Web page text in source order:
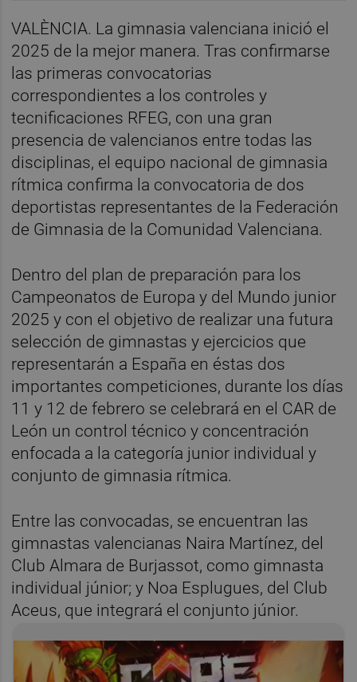
VALÈNCIA. La gimnasia valenciana inició el
2025 de la mejor manera. Tras confirmarse
las primeras convocatorias
correspondientes a los controles y
tecnificaciones RFEG, con una gran
presencia de valencianos entre todas las
disciplinas, el equipo nacional de gimnasia
rítmica confirma la convocatoria de dos
deportistas representantes de la Federación
de Gimnasia de la Comunidad Valenciana.
Dentro del plan de preparación para los
Campeonatos de Europa y del Mundo junior
2025 y con el objetivo de realizar una futura
selección de gimnastas y ejercicios que
representarán a España en éstas dos
importantes competiciones, durante los días
11 y 12 de febrero se celebrará en el CAR de
León un control técnico y concentración
enfocada a la categoría junior individual y
conjunto de gimnasia rítmica.
Entre las convocadas, se encuentran las
gimnastas valencianas Naira Martínez, del
Club Almara de Burjassot, como gimnasta
individual júnior; y Noa Esplugues, del Club
Aceus, que integrará el conjunto júnior.